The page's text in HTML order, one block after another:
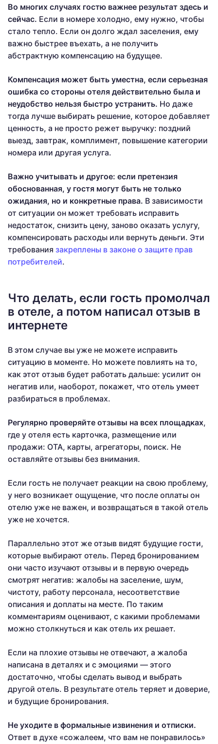
Во многих случаях гостю важнее результат здесь и
сейчас. Если в номере холодно, ему нужно, чтобы
стало тепло. Если он долго ждал заселения, ему
важно быстрее въехать, а не получить
абстрактную компенсацию на будущее.
Компенсация может быть уместна, если серьезная
ошибка со стороны отеля действительно была и
неудобство нельзя быстро устранить. Но даже
тогда лучше выбирать решение, которое добавляет
ценность, а не просто режет выручку: поздний
выезд, завтрак, комплимент, повышение категории
номера или другая услуга.
Важно учитывать и другое: если претензия
обоснованная, у гостя могут быть не только
ожидания, но и конкретные права. В зависимости
от ситуации он может требовать исправить
недостаток, снизить цену, заново оказать услугу,
компенсировать расходы или вернуть деньги. Эти
требования закреплены в законе о защите прав
потребителей.
Что делать, если гость промолчал
в отеле, а потом написал отзыв в
интернете
В этом случае вы уже не можете исправить
ситуацию в моменте. Но можете повлиять на то,
как этот отзыв будет работать дальше: усилит он
негатив или, наоборот, покажет, что отель умеет
разбираться в проблемах.
Регулярно проверяйте отзывы на всех площадках,
где у отеля есть карточка, размещение или
продажи: OTA, карты, агрегаторы, поиск. Не
оставляйте отзывы без внимания.
Если гость не получает реакции на свою проблему,
у него возникает ощущение, что после оплаты он
отелю уже не важен, и возвращаться в такой отель
уже не хочется.
Параллельно этот же отзыв видят будущие гости,
которые выбирают отель. Перед бронированием
они часто изучают отзывы и в первую очередь
смотрят негатив: жалобы на заселение, шум,
чистоту, работу персонала, несоответствие
описания и доплаты на месте. По таким
комментариям оценивают, с какими проблемами
можно столкнуться и как отель их решает.
Если на плохие отзывы не отвечают, а жалоба
написана в деталях и с эмоциями — этого
достаточно, чтобы сделать вывод и выбрать
другой отель. В результате отель теряет и доверие,
и будущие бронирования.
Не уходите в формальные извинения и отписки.
Ответ в духе «сожалеем, что вам не понравилось»